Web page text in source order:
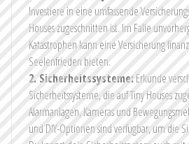
Investiere in eine umfassende
Houses zugeschnitten ist. Im Falle
Katastrophen kann eine Versicherung
Seelenfrieden bieten.
2. Sicherheitssysteme:Erkunde
Sicherheitssysteme, die auf Tiny Houses
Alarmanlagen, Kameras und
und DIY-Optionen sind verfügbar, um die